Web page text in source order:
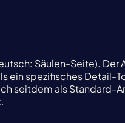
Säulen-Seite). Der
ein spezifisches Detail-
seitdem als Standard-